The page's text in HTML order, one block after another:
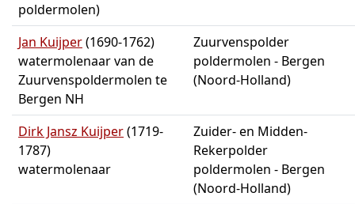
poldermolen)
Jan Kuijper(1690-1762)
watermolenaar van de
Zuurvenspoldermolen te
Bergen NH
Zuurvenspolder
poldermolen - Bergen
(Noord-Holland)
Dirk Jansz Kuijper(1719-
1787)
watermolenaar
Zuider- en Midden-
Rekerpolder
poldermolen - Bergen
(Noord-Holland)